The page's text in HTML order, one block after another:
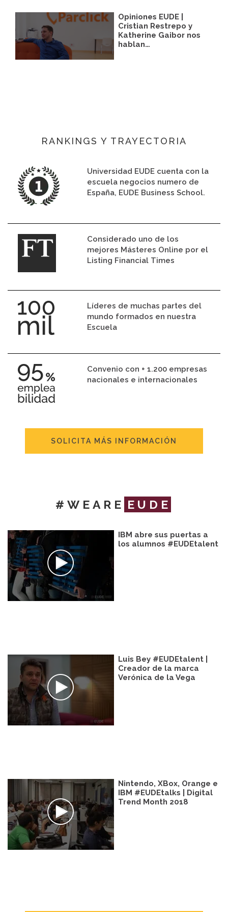
Opiniones EUDE |
Cristian Restrepo y
Katherine Gaibor nos
hablan…
RANKINGS Y TRAYECTORIA
Universidad EUDE cuenta con la
escuela negocios numero de
España, EUDE Business School.
Considerado uno de los
mejores Másteres Online por el
Listing Financial Times
Líderes de muchas partes del
mundo formados en nuestra
Escuela
Convenio con + 1.200 empresas
nacionales e internacionales
SOLICITA MÁS INFORMACIÓN
#WEARE EUDE
IBM abre sus puertas a
los alumnos #EUDEtalent
Luis Bey #EUDEtalent |
Creador de la marca
Verónica de la Vega
Nintendo, XBox, Orange e
IBM #EUDEtalks | Digital
Trend Month 2018